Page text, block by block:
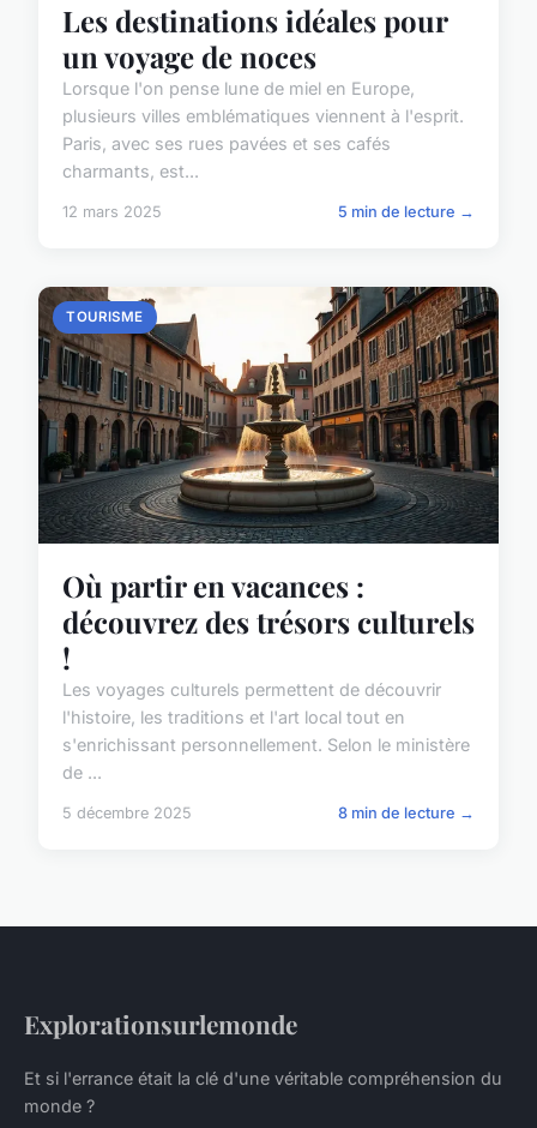
Les destinations idéales pour
un voyage de noces
Lorsque l'on pense lune de miel en Europe,
plusieurs villes emblématiques viennent à l'esprit.
Paris, avec ses rues pavées et ses cafés
charmants, est...
12 mars 2025 5 min de lecture →
TOURISME
Où partir en vacances :
découvrez des trésors culturels
!
Les voyages culturels permettent de découvrir
l'histoire, les traditions et l'art local tout en
s'enrichissant personnellement. Selon le ministère
de ...
5 décembre 2025 8 min de lecture →
Explorationsurlemonde
Et si l'errance était la clé d'une véritable compréhension du
monde ?